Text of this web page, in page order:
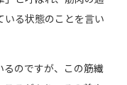
いる状態のことを言い
のですが、この筋繊